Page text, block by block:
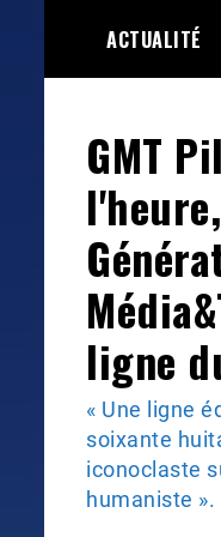
content
ACTUALITÉ
GMT
l'heure,
ligne
« Une ligne
soixante
iconoclaste
humaniste ».